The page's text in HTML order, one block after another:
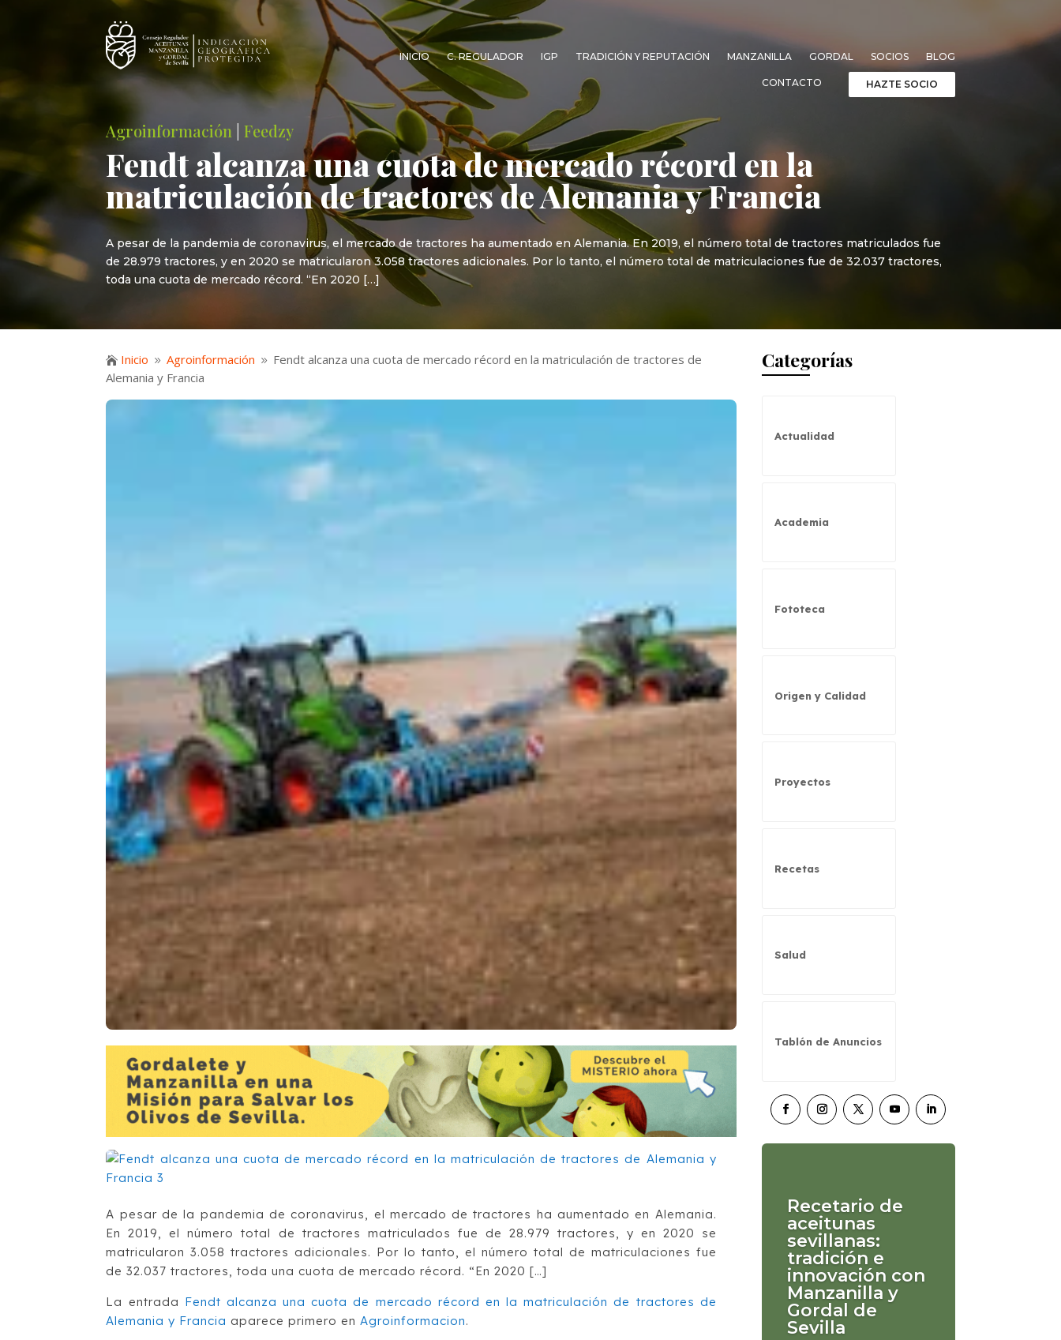
INICIO C. REGULADOR IGP TRADICIÓN Y REPUTACIÓN MANZANILLA GORDAL SOCIOS BLOG
CONTACTO HAZTE SOCIO
Agroinformación |Feedzy
Fendt alcanza una cuota de mercado récord en la
matriculación de tractores de Alemania y Francia
A pesar de la pandemia de coronavirus, el mercado de tractores ha aumentado en Alemania. En 2019, el número total de tractores matriculados fue
de 28.979 tractores, y en 2020 se matricularon 3.058 tractores adicionales. Por lo tanto, el número total de matriculaciones fue de 32.037 tractores,
toda una cuota de mercado récord. “En 2020 […]
 Inicio 9 Agroinformación 9 Fendt alcanza una cuota de mercado récord en la matriculación de tractores de
Alemania y Francia
A pesar de la pandemia de coronavirus, el mercado de tractores ha aumentado en Alemania.
En 2019, el número total de tractores matriculados fue de 28.979 tractores, y en 2020 se
matricularon 3.058 tractores adicionales. Por lo tanto, el número total de matriculaciones fue
de 32.037 tractores, toda una cuota de mercado récord. “En 2020 […]
La entrada Fendt alcanza una cuota de mercado récord en la matriculación de tractores de
Alemania y Francia aparece primero en Agroinformacion.
Categorías
Actualidad
Academia
Fototeca
Origen y Calidad
Proyectos
Recetas
Salud
Tablón de Anuncios
Recetario de
aceitunas
sevillanas:
tradición e
innovación con
Manzanilla y
Gordal de
Sevilla